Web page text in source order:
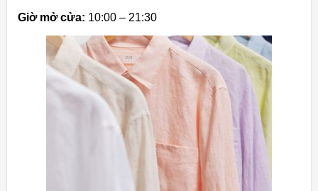
Giờ mở cửa: 10:00 – 21:30